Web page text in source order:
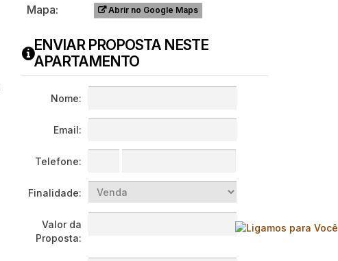
Mapa:
Abrir no Google Maps
ENVIAR PROPOSTA NESTE
APARTAMENTO
Nome:
Email:
Telefone:
Finalidade:
Valor da
Proposta: